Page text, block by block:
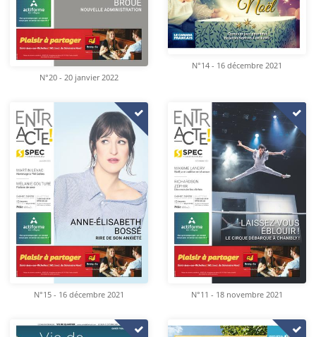
N°20 - 20 janvier 2022
N°14 - 16 décembre 2021
N°15 - 16 décembre 2021 N°11 - 18 novembre 2021